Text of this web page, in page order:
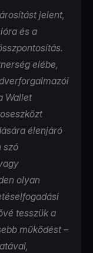
jelent,
és a
elébe,
Wallet
élenjáró
szó
olyan
tesszük a
működést –